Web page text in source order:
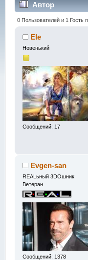
Автор
0 Пользователей и 1 Гость
Ele
Новенький
Сообщений: 17
Evgen-san
REALьный 3DOшник
Ветеран
Сообщений: 1378